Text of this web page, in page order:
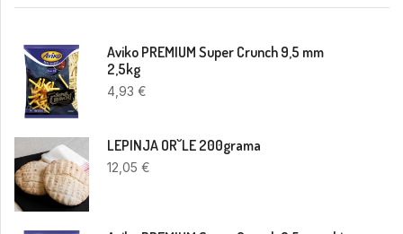
Aviko PREMIUM Super Crunch 9,5 mm
2,5kg
4,93€
LEPINJA OR˘LE 200grama
12,05€